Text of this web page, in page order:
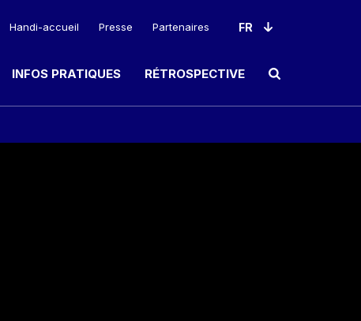
Handi-accueil Presse Partenaires
INFOS PRATIQUES RÉTROSPECTIVE Ouvrir le champ de